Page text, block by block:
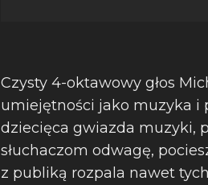
Czysty 4-oktawowy głos
umiejętności jako muzyka i
dziecięca gwiazda muzyki,
słuchaczom odwagę,
z publiką rozpala nawet